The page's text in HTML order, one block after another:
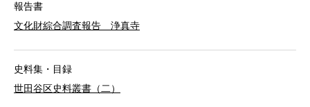
報告書
文化財綜合調査報告 浄真寺
史料集・目録
世田谷区史料叢書（二）